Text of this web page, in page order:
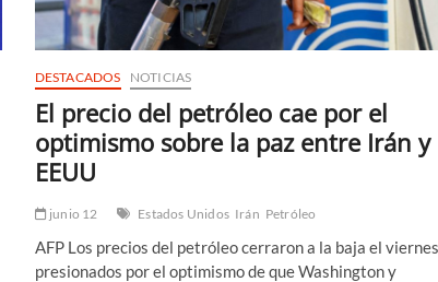
en
Ormuz
DESTACADOS NOTICIAS
El precio del petróleo cae por el
optimismo sobre la paz entre Irán y
EEUU
junio 12 Estados Unidos Irán Petróleo
AFP Los precios del petróleo cerraron a la baja el
presionados por el optimismo de que Washington y